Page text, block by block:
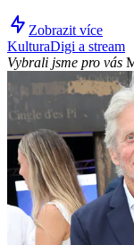
Zobrazit více
KulturaDigi a stream
Vybrali jsme pro vás